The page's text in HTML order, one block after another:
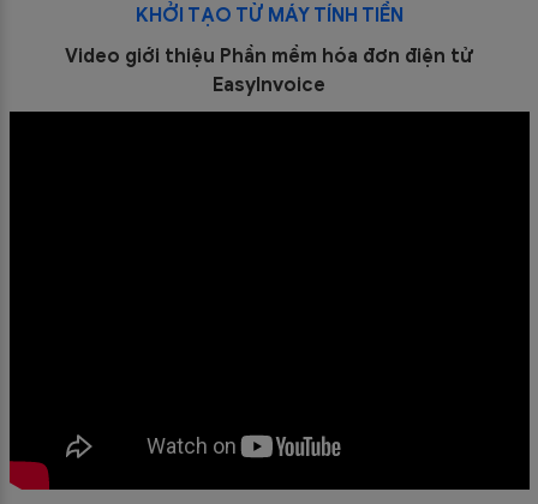
KHỞI TẠO TỪ MÁY TÍNH TIỀN
Video giới thiệu Phần mềm hóa đơn điện tử
EasyInvoice